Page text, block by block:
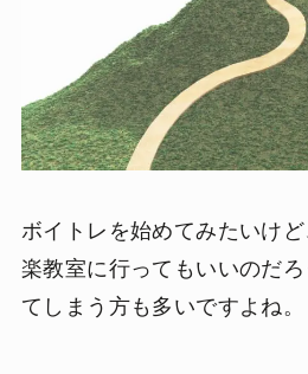
ボイトレを始めてみたいけ
楽教室に行ってもいいのだ
てしまう方も多いですよね。